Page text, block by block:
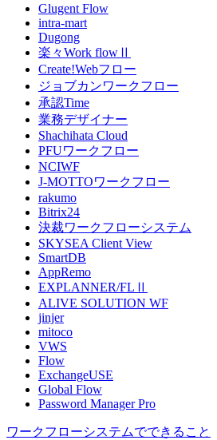
Glugent Flow
intra-mart
Dugong
楽々Work flowⅡ
Create!Webフロー
ジョブカンワークフロー
承認Time
業務デザイナー
Shachihata Cloud
PFUワークフロー
NCIWF
J-MOTTOワークフロー
rakumo
Bitrix24
決裁ワークフローシステム
SKYSEA Client View
SmartDB
AppRemo
EXPLANNER/FLⅡ
ALIVE SOLUTION WF
jinjer
mitoco
VWS
Flow
ExchangeUSE
Global Flow
Password Manager Pro
ワークフローシステムでできること